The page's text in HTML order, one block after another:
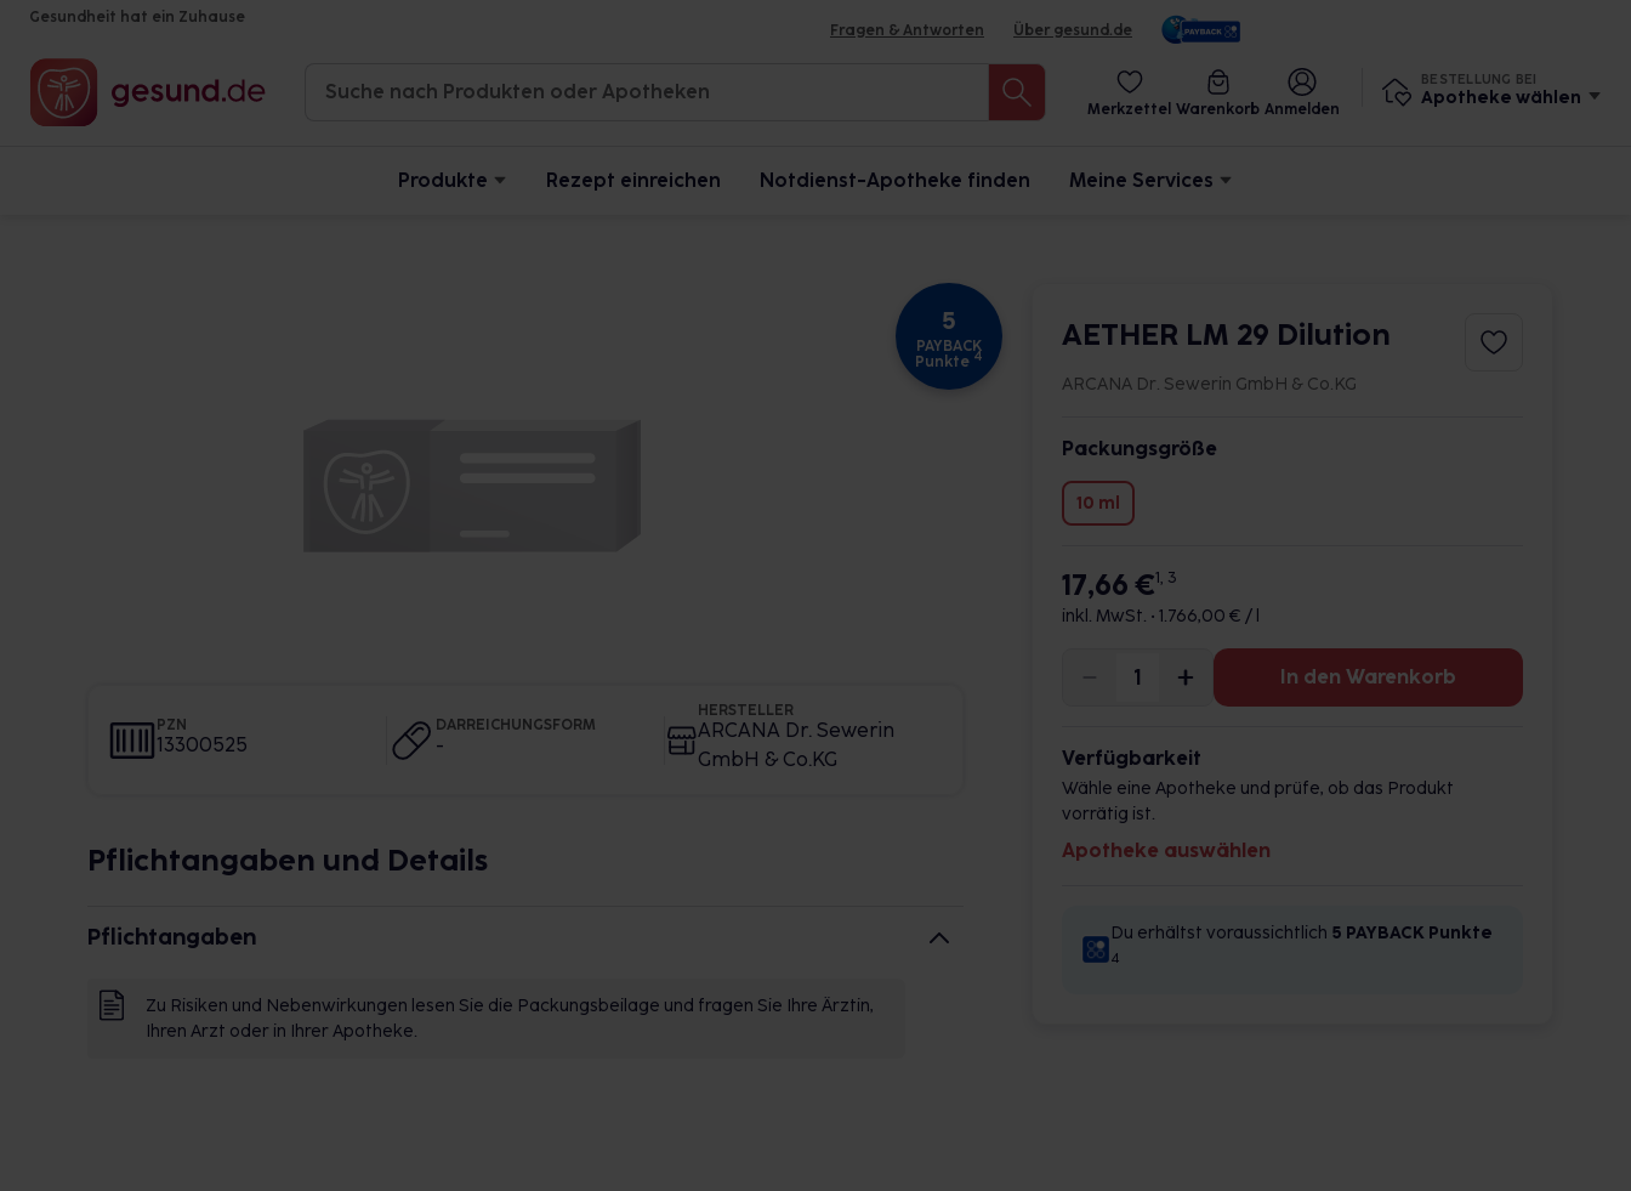
Gesundheit hat ein Zuhause
Fragen & Antworten Über gesund.de
Merkzettel Warenkorb Anmelden
BESTELLUNG BEI
Apotheke wählen
Produkte Rezept einreichen Notdienst-Apotheke finden Meine Services
5
PAYBACK
Punkte 4
PZN
13300525
DARREICHUNGSFORM
-
HERSTELLER
ARCANA Dr. Sewerin
GmbH & Co.KG
Pflichtangaben und Details
Pflichtangaben
Zu Risiken und Nebenwirkungen lesen Sie die Packungsbeilage und fragen Sie Ihre Ärztin,
Ihren Arzt oder in Ihrer Apotheke.
AETHER LM 29 Dilution
ARCANA Dr. Sewerin GmbH & Co.KG
Packungsgröße
10 ml
17,66 €1, 3
inkl. MwSt. • 1.766,00 € / l
In den Warenkorb
Verfügbarkeit
Wähle eine Apotheke und prüfe, ob das Produkt
vorrätig ist.
Apotheke auswählen
Du erhältst voraussichtlich 5 PAYBACK Punkte
4